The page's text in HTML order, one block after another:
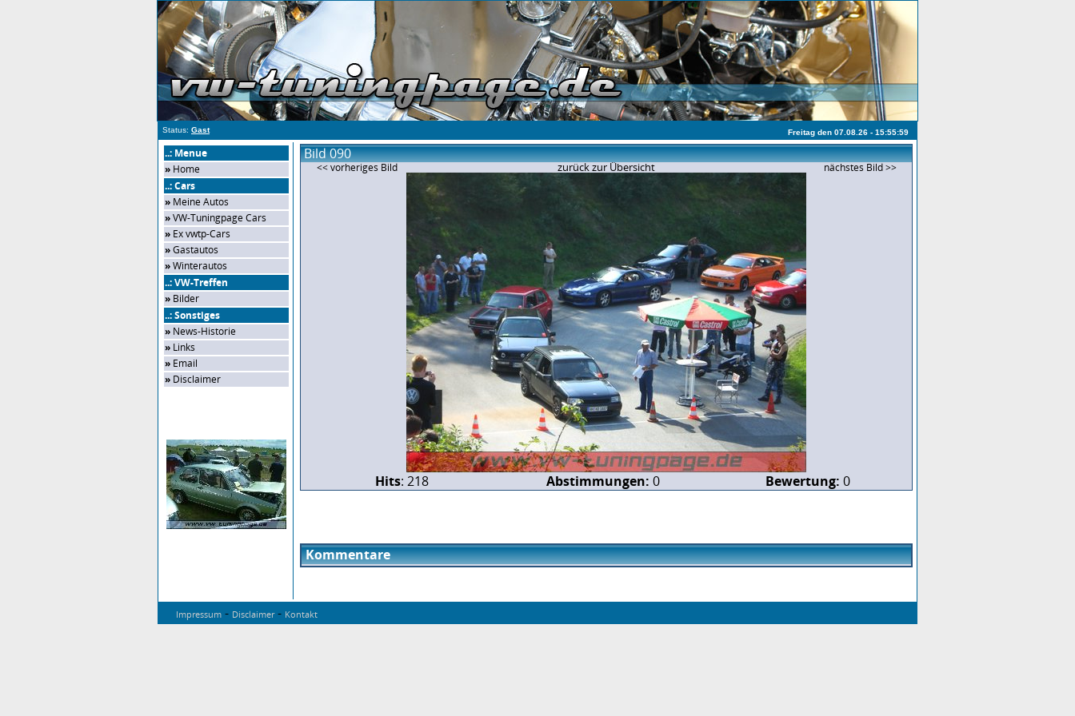
Status: Gast Freitag den 07.08.26 - 15:55:59
..: Menue
» Home
..: Cars
» Meine Autos
»VW-Tuningpage Cars
» Ex vwtp-Cars
»Gastautos
»Winterautos
..: VW-Treffen
» Bilder
..: Sonstiges
» News-Historie
» Links
» Email
» Disclaimer
Bild 090
<< vorheriges Bild zurück zur Übersicht nächstes Bild >>
Hits: 218 Abstimmungen: 0 Bewertung: 0
Kommentare
Impressum - Disclaimer- Kontakt